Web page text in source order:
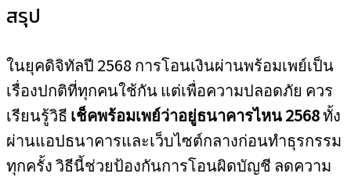
สรุป
ในยุคดิจิทัลปี 2568 การโอนเงินผ่านพร้อมเพย์เป็น
เรื่องปกติที่ทุกคนใช้กัน แต่เพื่อความปลอดภัย ควร
เรียนรู้วิธี เช็คพร้อมเพย์ว่าอยู่ธนาคารไหน 2568ทั้ง
ผ่านแอปธนาคารและเว็บไซต์กลางก่อนทำธุรกรรม
ทุกครั้ง วิธีนี้ช่วยป้องกันการโอนผิดบัญชี ลดความ